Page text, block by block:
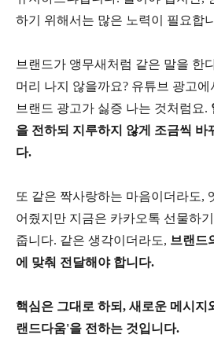
하기 위해서는 많은 노력이 필요합
브랜드가 앵무새처럼 같은 말을 한
머리 나지 않을까요? 유튜브 광고
브랜드 광고가 싫증 나는 것처럼요.
을 전하되 지루하지 않게 조금씩 바
다.
또 같은 짝사랑하는 마음이더라도,
어줬지만 지금은 카카오톡 선물하
줍니다. 같은 생각이더라도, 브랜드
에 맞춰 전달해야 합니다.
핵심은 그대로 하되, 새로운 메시지
랜드다움'을 전하는 것입니다.